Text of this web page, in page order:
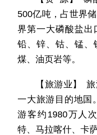
500亿吨，占世界
界第一大磷酸盐出
铅、锌、钴、锰、
煤、油页岩等。
【旅游业】
一大旅游目的地国
游客约1980万人
特、马拉喀什、卡